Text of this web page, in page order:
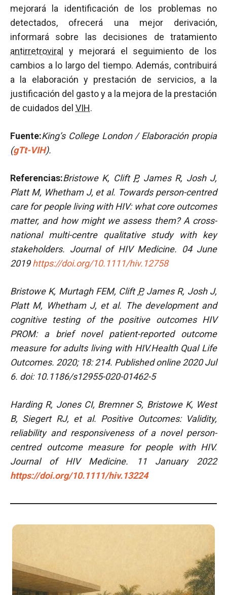
mejorará la identificación de los problemas no
detectados, ofrecerá una mejor derivación,
informará sobre las decisiones de tratamiento
antirretroviral
y mejorará el seguimiento de los
cambios a lo largo del tiempo. Además, contribuirá
a la elaboración y prestación de servicios, a la
justificación del gasto y a la mejora de la prestación
de cuidados del VIH.
Fuente:King’s College London / Elaboración propia
(gTt-VIH).
Referencias:Bristowe K, Clift P, James R, Josh J,
Platt M, Whetham J, et al. Towards person-centred
care for people living with HIV: what core outcomes
matter, and how might we assess them? A cross-
national multi-centre qualitative study with key
stakeholders. Journal of HIV Medicine. 04 June
2019https://doi.org/10.1111/hiv.12758
Bristowe K, Murtagh FEM, Clift P, James R, Josh J,
Platt M, Whetham J, et al. The development and
cognitive testing of the positive outcomes HIV
PROM: a brief novel patient-reported outcome
measure for adults living with HIV.Health Qual Life
Outcomes. 2020; 18: 214. Published online 2020 Jul
6. doi: 10.1186/s12955-020-01462-5
Harding R, Jones CI, Bremner S, Bristowe K, West
B, Siegert RJ, et al. Positive Outcomes: Validity,
reliability and responsiveness of a novel person-
centred outcome measure for people with HIV.
Journal of HIV Medicine. 11 January 2022
https://doi.org/10.1111/hiv.13224